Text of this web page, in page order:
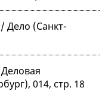
Дело (Санкт-
014, стр. 18